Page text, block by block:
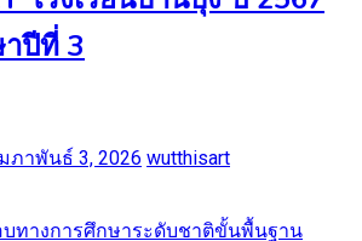
ปีที่ 3
ภาพันธ์ 3, 2026 wutthisart